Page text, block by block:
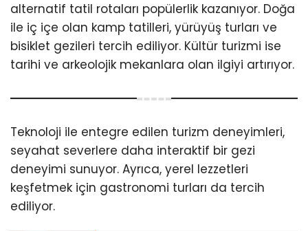
alternatif tatil rotaları popülerlik kazanıyor. Doğa
ile iç içe olan kamp tatilleri, yürüyüş turları ve
bisiklet gezileri tercih ediliyor. Kültür turizmi ise
tarihi ve arkeolojik mekanlara olan ilgiyi artırıyor.
Teknoloji ile entegre edilen turizm deneyimleri,
seyahat severlere daha interaktif bir gezi
deneyimi sunuyor. Ayrıca, yerel lezzetleri
keşfetmek için gastronomi turları da tercih
ediliyor.